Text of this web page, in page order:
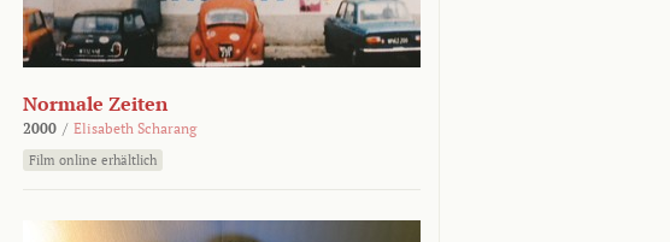
Normale Zeiten
2000 / Elisabeth Scharang
Film online erhältlich